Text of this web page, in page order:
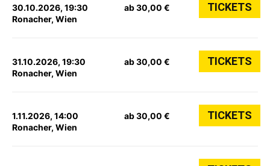
30.10.2026, 19:30
Ronacher, Wien
ab 30,00 € TICKETS
31.10.2026, 19:30
Ronacher, Wien
ab 30,00 € TICKETS
1.11.2026, 14:00
Ronacher, Wien
ab 30,00 € TICKETS